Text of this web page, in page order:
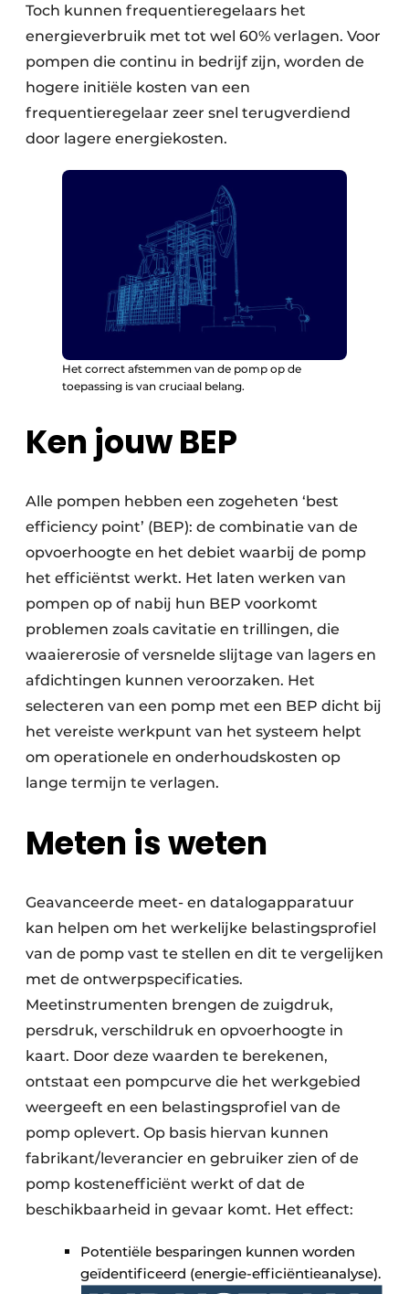
Toch kunnen frequentie­regelaars het
energieverbruik met tot wel 60% verlagen. Voor
pompen die continu in bedrijf zijn, worden de
hogere initiële kosten van een
frequentieregelaar zeer snel terug­verdiend
door lagere energiekosten.
Het correct afstemmen van de pomp op de
toepassing is van cruciaal belang.
Ken jouw BEP
Alle pompen hebben een zogeheten ‘best
efficiency point’ (BEP): de combinatie van de
opvoerhoogte en het debiet waarbij de pomp
het efficiëntst werkt. Het laten werken van
pompen op of nabij hun BEP voorkomt
problemen zoals cavitatie en trillingen, die
waaiererosie of versnelde slijtage van lagers en
afdichtingen kunnen veroorzaken. Het
selecteren van een pomp met een BEP dicht bij
het vereiste werkpunt van het systeem helpt
om operationele en onderhoudskosten op
lange termijn te verlagen.
Meten is weten
Geavanceerde meet- en datalogapparatuur
kan helpen om het werkelijke belastingsprofiel
van de pomp vast te stellen en dit te vergelijken
met de ontwerpspecificaties.
Meetinstrumenten brengen de zuigdruk,
persdruk, verschildruk en opvoerhoogte in
kaart. Door deze waarden te berekenen,
ontstaat een pompcurve die het werkgebied
weergeeft en een belastingsprofiel van de
pomp oplevert. Op basis hiervan kunnen
fabrikant/leverancier en gebruiker zien of de
pomp kostenefficiënt werkt of dat de
beschikbaarheid in gevaar komt. Het effect:
Potentiële besparingen kunnen worden
geïdentificeerd (energie-efficiëntieanalyse).